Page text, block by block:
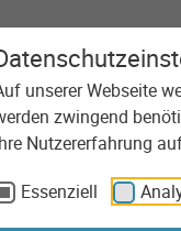
unserer Webseite
zwingend
Nutzererfahrung
Essenziell
Köln